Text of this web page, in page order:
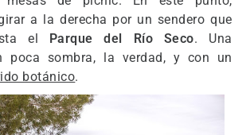
a la derecha por un sendero que
el Parque del Río Seco. Una
poca sombra, la verdad, y con un
botánico.